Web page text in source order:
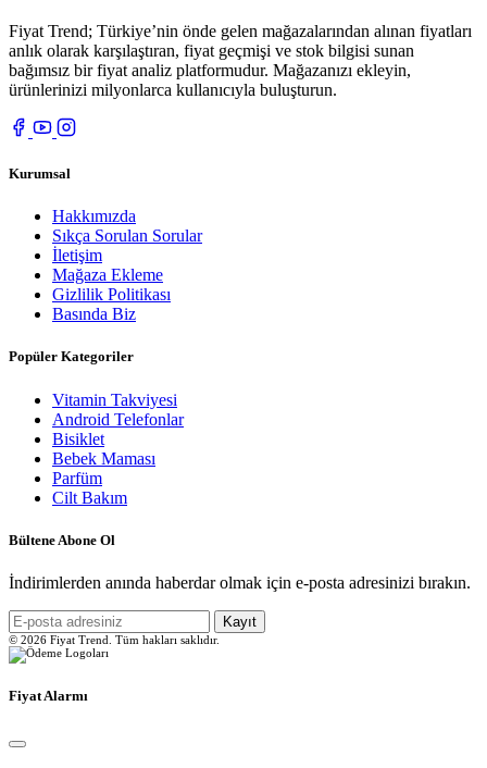
Fiyat Trend; Türkiye’nin önde gelen mağazalarından alınan fiyatları
anlık olarak karşılaştıran, fiyat geçmişi ve stok bilgisi sunan
bağımsız bir fiyat analiz platformudur. Mağazanızı ekleyin,
ürünlerinizi milyonlarca kullanıcıyla buluşturun.
Kurumsal
Hakkımızda
Sıkça Sorulan Sorular
İletişim
Mağaza Ekleme
Gizlilik Politikası
Basında Biz
Popüler Kategoriler
Vitamin Takviyesi
Android Telefonlar
Bisiklet
Bebek Maması
Parfüm
Cilt Bakım
Bültene Abone Ol
İndirimlerden anında haberdar olmak için e-posta adresinizi bırakın.
Kayıt
© 2026 Fiyat Trend. Tüm hakları saklıdır.
Fiyat Alarmı